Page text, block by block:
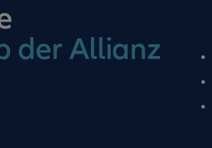
der Allianz